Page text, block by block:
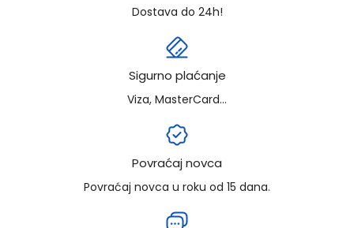
Dostava do 24h!
Sigurno plaćanje
Viza, MasterCard...
Povraćaj novca
Povraćaj novca u roku od 15 dana.